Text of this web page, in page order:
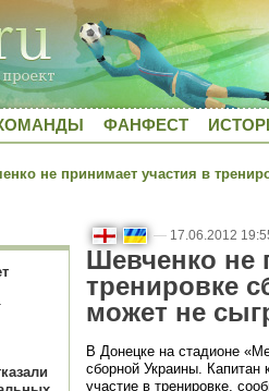
ФАНФЕСТ
не принимает участия в
— 17.06.2012
Шевченко не
тренировке
может не
В Донецке на стадионе
сборной Украины.
участие в тренировке,